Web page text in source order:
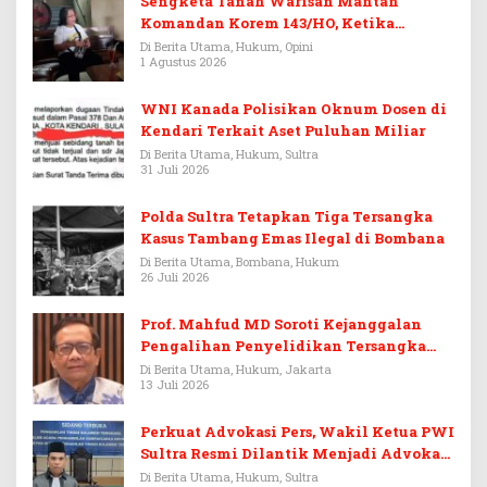
Komandan Korem 143/HO, Ketika
Warisan Menjadi Arena Pemerasan
Di Berita Utama, Hukum, Opini
1 Agustus 2026
WNI Kanada Polisikan Oknum Dosen di
Kendari Terkait Aset Puluhan Miliar
Di Berita Utama, Hukum, Sultra
31 Juli 2026
Polda Sultra Tetapkan Tiga Tersangka
Kasus Tambang Emas Ilegal di Bombana
Di Berita Utama, Bombana, Hukum
26 Juli 2026
Prof. Mahfud MD Soroti Kejanggalan
Pengalihan Penyelidikan Tersangka
Febrie Adriansyah
Di Berita Utama, Hukum, Jakarta
13 Juli 2026
Perkuat Advokasi Pers, Wakil Ketua PWI
Sultra Resmi Dilantik Menjadi Advokat
PERADI
Di Berita Utama, Hukum, Sultra